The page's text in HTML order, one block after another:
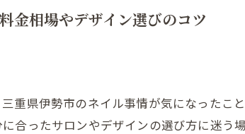
金相場やデザイン選びのコツ
重県伊勢市のネイル事情が気になったこ
合ったサロンやデザインの選び方に迷う